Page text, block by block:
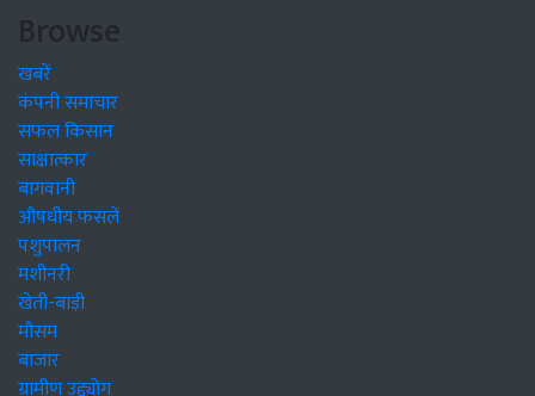
Browse
खबरें
कंपनी समाचार
सफल किसान
साक्षात्कार
बागवानी
औषधीय फसलें
पशुपालन
मशीनरी
खेती-बाड़ी
मौसम
बाजार
ग्रामीण उद्द्योग